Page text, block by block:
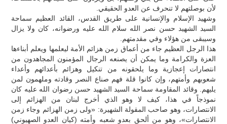
لأن بوصلتهم لا تنحرف عن العدو الحقيقي.
وشهيد الإسلام والإنسانية على طريق القدس، القائد العظيم سماحة
السيد الشهيد حسن نصر الله سلام الله عليه ورضوانه، كان ولا يزال
وسيبقى من هؤلاء وفي مقدمتهم.
هذا الرجل العظيم جاء من أعماق زمن هزائم الأمة ليعلمها ويعلم أبناءها
العزة والكرامة وما يمكن أن يصنعه الرجال المؤمنون المجاهدون من
انتصارات إعجازية وما يلحقونه من تنكيل وهزائم بأعدائهم وأعداء
شعوبهم وأمتهم، وإن كانوا قلة فهم صناع النصر وقادته وملهمون لمن
يليهم. وقائد المقاومة سماحة السيد الشهيد حسن رضوان الله عليه كان
نموذجاً في هذا، كيف لا وهو الذي أخرج لبنان من الهزائم إلى
الانتصارات، وهو صاحب المقولة الشهيرة: «ولى زمن الهزائم وجاء زمن
الانتصارات»، وهو من ألحق بعدو شعبه وأمته (كيان العدو الصهيوني)